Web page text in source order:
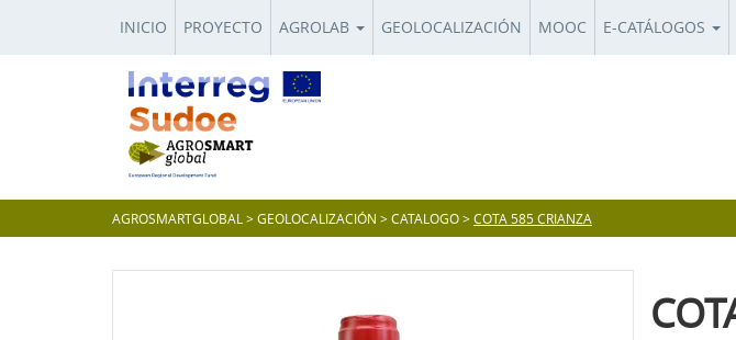
INICIO PROYECTO AGROLAB GEOLOCALIZACIÓN MOOC E-CATÁLOGOS
AGROSMARTGLOBAL >GEOLOCALIZACIÓN >CATALOGO>COTA 585 CRIANZA